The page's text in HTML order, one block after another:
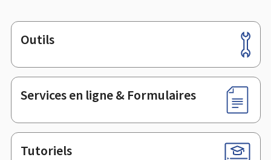
Pied
de
page
Outils
Services en ligne & Formulaires
Tutoriels